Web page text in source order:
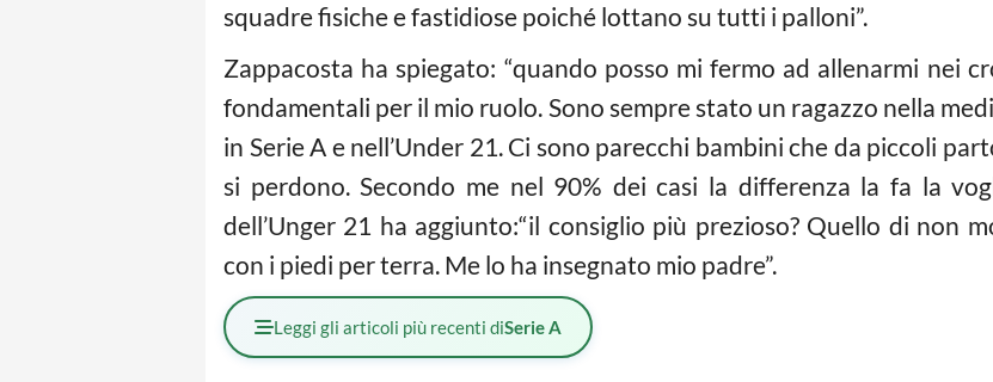
squadre fisiche e fastidiose poiché lottano su tutti i palloni”.
Zappacosta ha spiegato: “quando posso mi fermo ad allenarmi nei
fondamentali per il mio ruolo. Sono sempre stato un ragazzo nella
in Serie A e nell’Under 21. Ci sono parecchi bambini che da piccoli
si perdono. Secondo me nel 90% dei casi la differenza la fa la
dell’Unger 21 ha aggiunto:“il consiglio più prezioso? Quello di non
con i piedi per terra. Me lo ha insegnato mio padre”.
Leggi gli articoli più recenti diSerie A